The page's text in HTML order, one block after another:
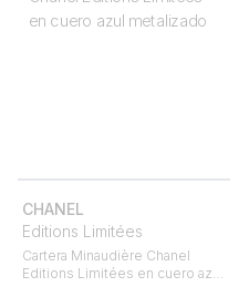
CHANEL
Editions Limitées
Cartera Minaudière Chanel
Editions Limitées en cuero azul